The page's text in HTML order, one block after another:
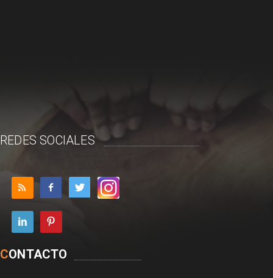
REDES SOCIALES
CONTACTO